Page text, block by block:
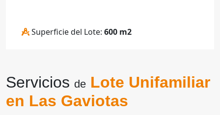
Superficie del Lote: 600 m2
Servicios de Lote Unifamiliar
en Las Gaviotas